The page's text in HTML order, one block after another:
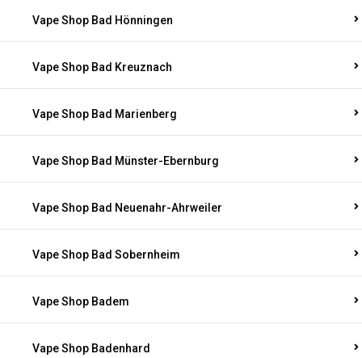
Vape Shop Bad Hönningen
Vape Shop Bad Kreuznach
Vape Shop Bad Marienberg
Vape Shop Bad Münster-Ebernburg
Vape Shop Bad Neuenahr-Ahrweiler
Vape Shop Bad Sobernheim
Vape Shop Badem
Vape Shop Badenhard